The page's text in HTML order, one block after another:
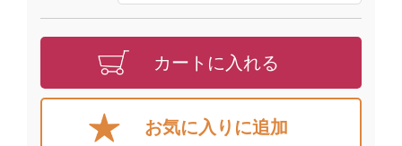
カートに入れる
お気に入りに追加